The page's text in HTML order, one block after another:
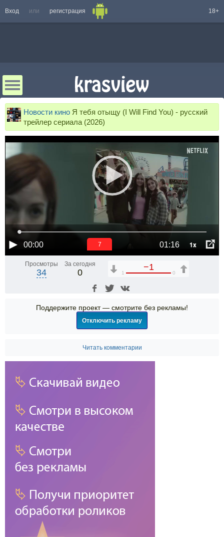
Вход или регистрация 18+
Новости кино Я тебя отыщу (I Will Find You) - русский
трейлер сериала (2026)
00:00 01:16 1x
6
Просмотры
34
За сегодня
0
−1
1 0
Поддержите проект — смотрите без рекламы!
Отключить рекламу
Читать комментарии